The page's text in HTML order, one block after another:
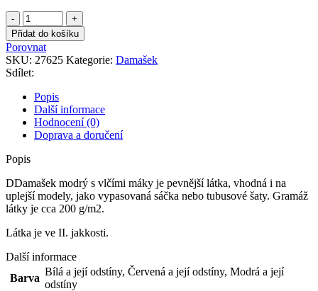
Damašek
modrý
s
vlčími
máky
množství
Přidat do košíku
Porovnat
SKU: 27625 Kategorie: Damašek
Sdílet:
Popis
Další informace
Hodnocení (0)
Doprava a doručení
Popis
DDamašek modrý s vlčími máky je pevnější látka, vhodná i na
uplejší modely, jako vypasovaná sáčka nebo tubusové šaty. Gramáž
látky je cca 200 g/m2.
Látka je ve II. jakkosti.
Další informace
Barva
Bílá a její odstíny, Červená a její odstíny, Modrá a její
odstíny